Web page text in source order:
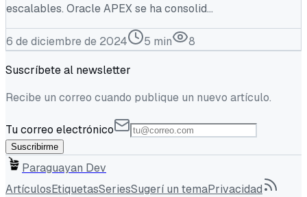
escalables. Oracle APEX se ha consolid...
6 de diciembre de 2024 5 min
8
Suscríbete al newsletter
Recibe un correo cuando publique un nuevo artículo.
Tu correo electrónico
Suscribirme
Paraguayan Dev
ArtículosEtiquetasSeriesSugerí un temaPrivacidad